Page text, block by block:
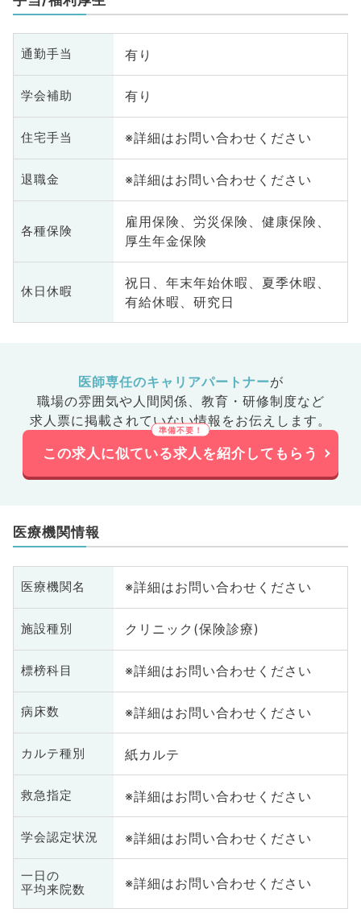
通勤手当 有り
学会補助 有り
住宅手当 ※詳細はお問い合わせください
退職金 ※詳細はお問い合わせください
各種保険
雇用保険、労災保険、健康保険、
厚生年金保険
休日休暇
祝日、年末年始休暇、夏季休暇、
有給休暇、研究日
医師専任のキャリアパートナーが
職場の雰囲気や人間関係、 教育・研修制度など
求人票に掲載されていない情報をお伝えします。
この求人に似ている求人を紹介してもらう
医療機関情報
医療機関名 ※詳細はお問い合わせください
施設種別 クリニック(保険診療)
標榜科目 ※詳細はお問い合わせください
病床数 ※詳細はお問い合わせください
カルテ種別 紙カルテ
救急指定 ※詳細はお問い合わせください
学会認定状況 ※詳細はお問い合わせください
一日の
平均来院数
※詳細はお問い合わせください